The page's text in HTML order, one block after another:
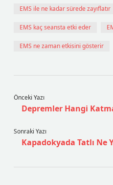
EMS ile ne kadar sürede zayıflatır
EMS kaç seansta etki eder
EMS ne zaman etkisini gösterir
Önceki Yazı
Depremler Hangi
Sonraki Yazı
Kapadokyada Tatlı Ne